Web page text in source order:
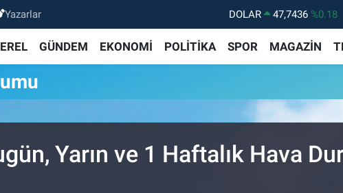
Yazarlar DOLAR 47,7436 %0.18
EURO
55,2510
%0.32
STERLİN
64,4811 %0.38
13.779
GÜNDEM EKONOMİ POLİTİKA SPOR MAGAZİN
Yarın ve 1 Haftalık Hava